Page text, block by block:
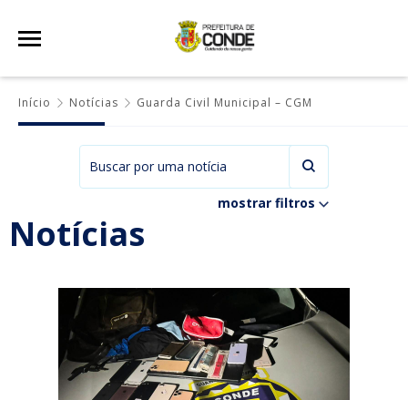
Início Notícias Guarda Civil Municipal – CGM
Notícias
mostrar filtros